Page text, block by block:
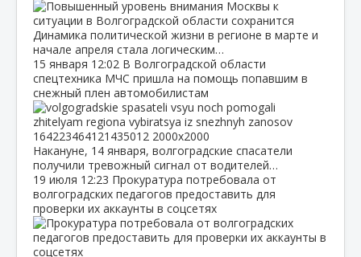
Динамика политической жизни в регионе в марте и
начале апреля стала логическим…
15 января 12:02 В Волгоградской области
спецтехника МЧС пришла на помощь попавшим в
снежный плен автомобилистам
Накануне, 14 января, волгоградские спасатели
получили тревожный сигнал от водителей…
19 июля 12:23 Прокуратура потребовала от
волгоградских педагогов предоставить для
проверки их аккаунты в соцсетях